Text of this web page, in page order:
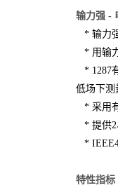
输力强 -
* 输力
* 用输
* 1287
低场下测
* 采用
* 提供2
*
特性指标